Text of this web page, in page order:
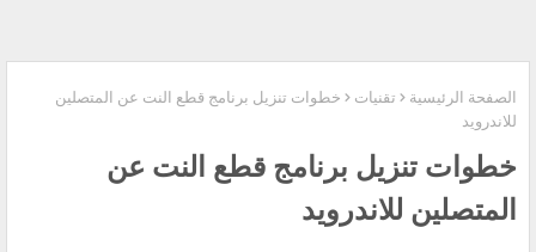
الصفحة الرئيسية تقنيات
خطوات تنزيل برنامج قطع النت عن المتصلين
للاندرويد
خطوات تنزيل برنامج قطع النت عن
المتصلين للاندرويد